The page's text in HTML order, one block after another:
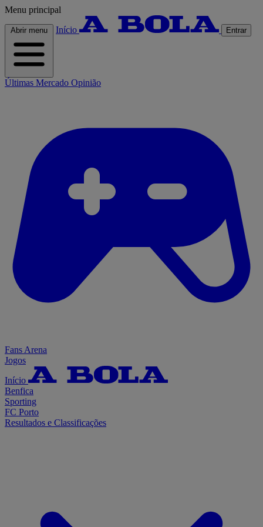
Menu principal
Abrir menu Início Entrar
Últimas Mercado Opinião
Fans Arena
Jogos
Início
Benfica
Sporting
FC Porto
Resultados e Classificações